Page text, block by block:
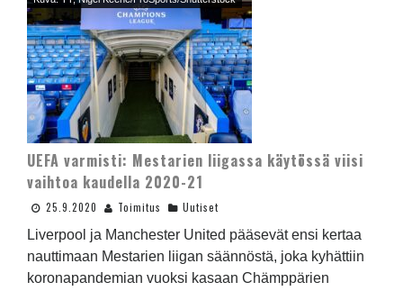
UEFA varmisti: Mestarien liigassa käytössä viisi
vaihtoa kaudella 2020-21
25.9.2020 Toimitus Uutiset
Liverpool ja Manchester United pääsevät ensi kertaa
nauttimaan Mestarien liigan säännöstä, joka kyhättiin
koronapandemian vuoksi kasaan Chämppärien